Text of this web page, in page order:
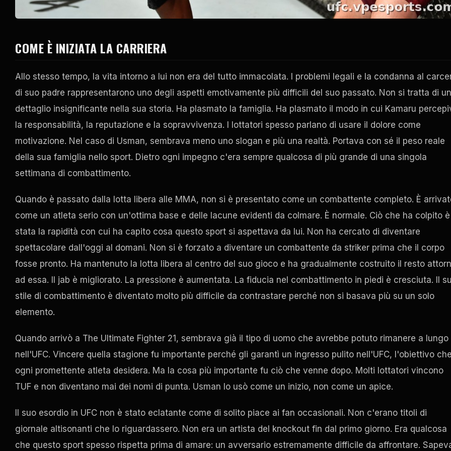
COME È INIZIATA LA CARRIERA
Allo stesso tempo, la vita intorno a lui non era del tutto immacolata. I problemi legali e la condanna al
di suo padre rappresentarono uno degli aspetti emotivamente più difficili del suo passato. Non si tratta di un
dettaglio insignificante nella sua storia. Ha plasmato la famiglia. Ha plasmato il modo in cui Kamaru
la responsabilità, la reputazione e la sopravvivenza. I lottatori spesso parlano di usare il dolore come
motivazione. Nel caso di Usman, sembrava meno uno slogan e più una realtà. Portava con sé il peso reale
della sua famiglia nello sport. Dietro ogni impegno c'era sempre qualcosa di più grande di una singola
settimana di combattimento.
Quando è passato dalla lotta libera alle MMA, non si è presentato come un combattente completo. È
come un atleta serio con un'ottima base e delle lacune evidenti da colmare. È normale. Ciò che ha colpito è
stata la rapidità con cui ha capito cosa questo sport si aspettava da lui. Non ha cercato di diventare
spettacolare dall'oggi al domani. Non si è forzato a diventare un combattente da striker prima che il corpo
fosse pronto. Ha mantenuto la lotta libera al centro del suo gioco e ha gradualmente costruito il resto
ad essa. Il jab è migliorato. La pressione è aumentata. La fiducia nel combattimento in piedi è cresciuta. Il
stile di combattimento è diventato molto più difficile da contrastare perché non si basava più su un solo
elemento.
Quando arrivò a The Ultimate Fighter 21, sembrava già il tipo di uomo che avrebbe potuto rimanere a lungo
nell'UFC. Vincere quella stagione fu importante perché gli garantì un ingresso pulito nell'UFC, l'obiettivo che
ogni promettente atleta desidera. Ma la cosa più importante fu ciò che venne dopo. Molti lottatori vincono
TUF e non diventano mai dei nomi di punta. Usman lo usò come un inizio, non come un apice.
Il suo esordio in UFC non è stato eclatante come di solito piace ai fan occasionali. Non c'erano titoli di
giornale altisonanti che lo riguardassero. Non era un artista del knockout fin dal primo giorno. Era qualcosa
che questo sport spesso rispetta prima di amare: un avversario estremamente difficile da affrontare.